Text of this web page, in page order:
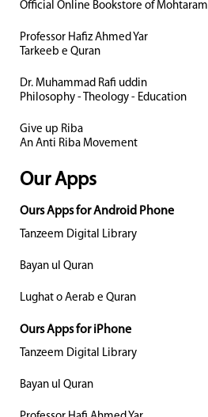
Official Online Bookstore of
Professor Hafiz Ahmed Yar
Tarkeeb e Quran
Dr. Muhammad Rafi uddin
Philosophy - Theology - Education
Give up Riba
An Anti Riba Movement
Our Apps
Ours Apps for Android Phone
Tanzeem Digital Library
Bayan ul Quran
Lughat o Aerab e Quran
Ours Apps for iPhone
Tanzeem Digital Library
Bayan ul Quran